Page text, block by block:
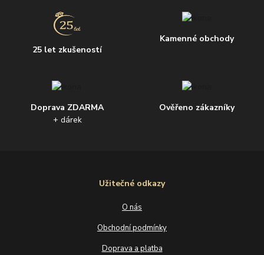
25 let zkušeností
Kamenné obchody
Doprava ZDARMA
+ dárek
Ověřeno zákazníky
Užitečné odkazy
O nás
Obchodní podmínky
Doprava a platba